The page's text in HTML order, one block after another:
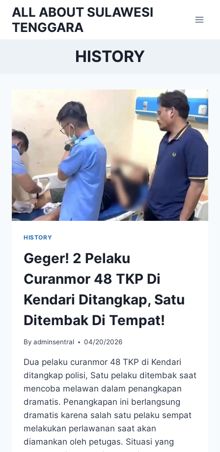
Skip
content
ALL ABOUT SULAWESI
TENGGARA
HISTORY
HISTORY
Geger! 2 Pelaku
Curanmor 48 TKP Di
Kendari Ditangkap, Satu
Ditembak Di Tempat!
By adminsentral 04/20/2026
Dua pelaku curanmor 48 TKP di Kendari
ditangkap polisi, Satu pelaku ditembak saat
mencoba melawan dalam penangkapan
dramatis. Penangkapan ini berlangsung
dramatis karena salah satu pelaku sempat
melakukan perlawanan saat akan
diamankan oleh petugas. Situasi yang